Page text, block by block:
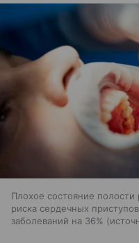
Плохое состояние
риска сердечных
заболеваний на 36%